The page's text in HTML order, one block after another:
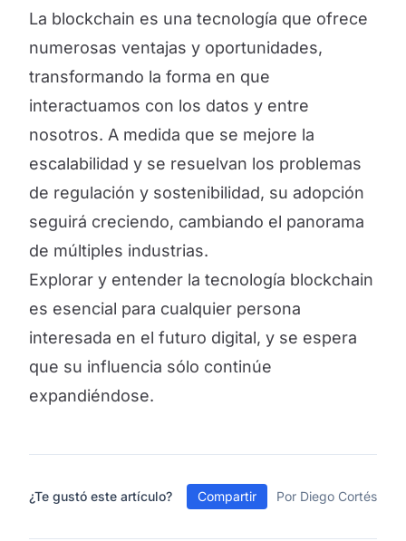
La blockchain es una tecnología que ofrece
numerosas ventajas y oportunidades,
transformando la forma en que
interactuamos con los datos y entre
nosotros. A medida que se mejore la
escalabilidad y se resuelvan los problemas
de regulación y sostenibilidad, su adopción
seguirá creciendo, cambiando el panorama
de múltiples industrias.
Explorar y entender la tecnología blockchain
es esencial para cualquier persona
interesada en el futuro digital, y se espera
que su influencia sólo continúe
expandiéndose.
¿Te gustó este artículo? Compartir Por Diego Cortés